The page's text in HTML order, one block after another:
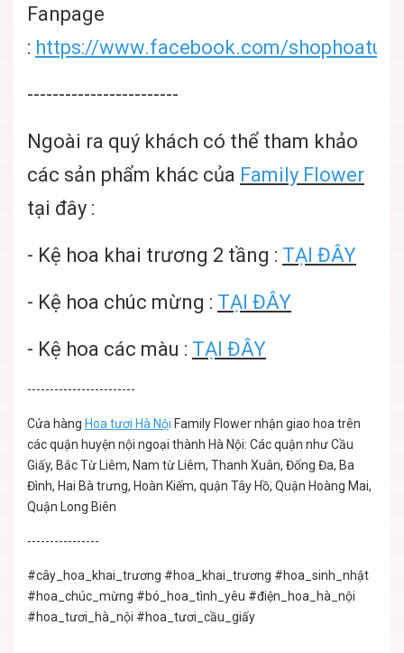
Fanpage
: https://www.facebook.com/
------------------------
Ngoài ra quý khách có thể tham khảo
các sản phẩm khác của Family Flower
tại đây :
- Kệ hoa khai trương 2 tầng : TẠI ĐÂY
- Kệ hoa chúc mừng : TẠI ĐÂY
- Kệ hoa các màu : TẠI ĐÂY
------------------------
Cửa hàng Hoa tươi Hà Nội Family Flower nhận giao hoa trên
các quận huyện nội ngoại thành Hà Nội: Các quận như Cầu
Giấy, Bắc Từ Liêm, Nam từ Liêm, Thanh Xuân, Đống Đa, Ba
Đình, Hai Bà trưng, Hoàn Kiếm, quận Tây Hồ, Quận Hoàng Mai,
Quận Long Biên
----------------
#cây_hoa_khai_trương #hoa_khai_trương #hoa_sinh_nhật
#hoa_chúc_mừng #bó_hoa_tình_yêu #điện_hoa_hà_nội
#hoa_tươi_hà_nội #hoa_tươi_cầu_giấy